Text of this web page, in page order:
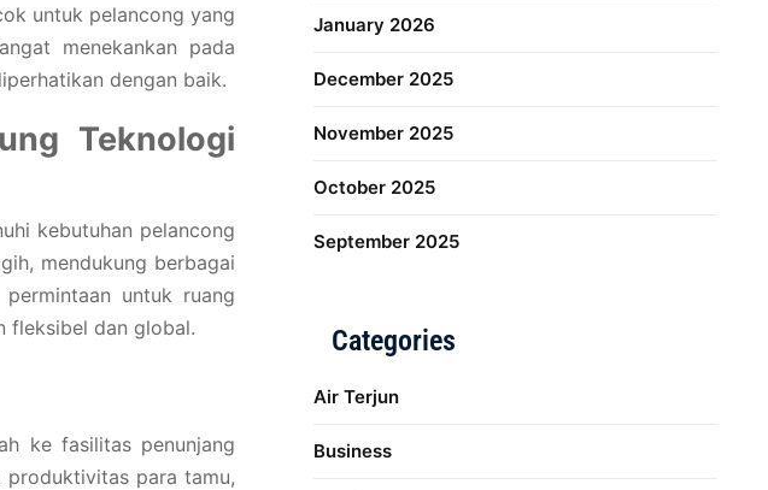
untuk pelancong yang
menekankan pada
dengan baik.
Teknologi
kebutuhan pelancong
mendukung berbagai
untuk ruang
fleksibel dan global.
ke fasilitas penunjang
produktivitas para tamu,
January 2026
December 2025
November 2025
October 2025
September 2025
Categories
Air Terjun
Business